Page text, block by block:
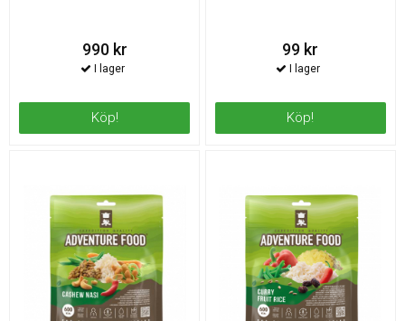
990 kr
Köp!
99 kr
Köp!